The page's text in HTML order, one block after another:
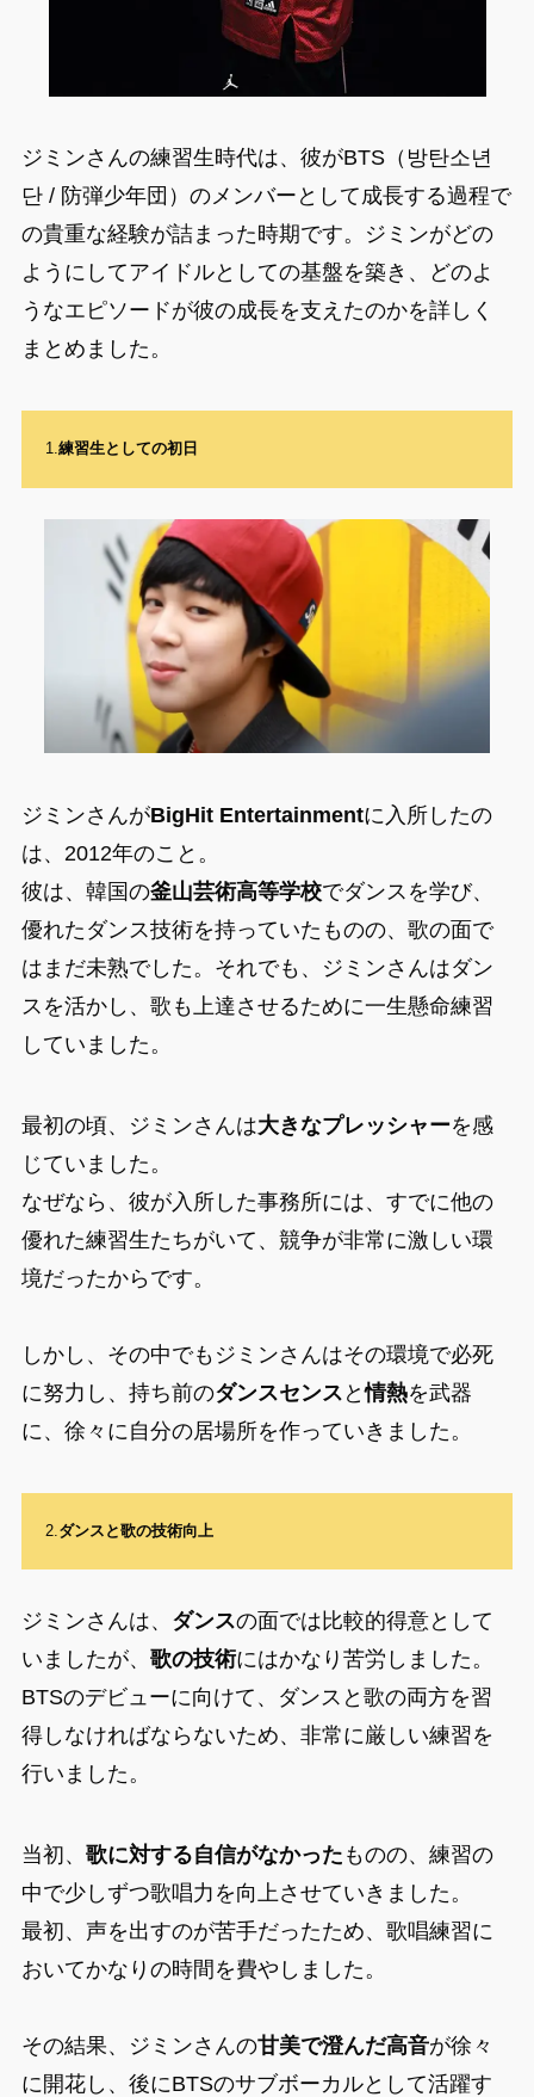
ジミンさんの練習生時代は、彼がBTS（방탄소년
단 / 防弾少年団）のメンバーとして成長する過程で
の貴重な経験が詰まった時期です。ジミンがどの
ようにしてアイドルとしての基盤を築き、どのよ
うなエピソードが彼の成長を支えたのかを詳しく
まとめました。
1.練習生としての初日
ジミンさんがBigHit Entertainmentに入所したの
は、2012年のこと。
彼は、韓国の釜山芸術高等学校でダンスを学び、
優れたダンス技術を持っていたものの、歌の面で
はまだ未熟でした。それでも、ジミンさんはダン
スを活かし、歌も上達させるために一生懸命練習
していました。
最初の頃、ジミンさんは大きなプレッシャーを感
じていました。
なぜなら、彼が入所した事務所には、すでに他の
優れた練習生たちがいて、競争が非常に激しい環
境だったからです。
しかし、その中でもジミンさんはその環境で必死
に努力し、持ち前のダンスセンス と情熱を武器
に、徐々に自分の居場所を作っていきました。
2.ダンスと歌の技術向上
ジミンさんは、 ダンスの面では比較的得意として
いましたが、 歌の技術にはかなり苦労しました。
BTSのデビューに向けて、ダンスと歌の両方を習
得しなければならないため、非常に厳しい練習を
行いました。
当初、 歌に対する自信がなかった ものの、練習の
中で少しずつ歌唱力を向上させていきました。
最初、声を出すのが苦手だったため、歌唱練習に
おいてかなりの時間を費やしました。
その結果、ジミンさんの甘美で澄んだ高音が徐々
に開花し、後にBTSのサブボーカルとして活躍す